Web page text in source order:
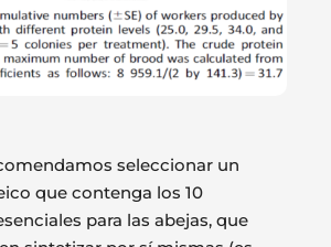
seleccionar un
que contenga los 10
para las abejas, que